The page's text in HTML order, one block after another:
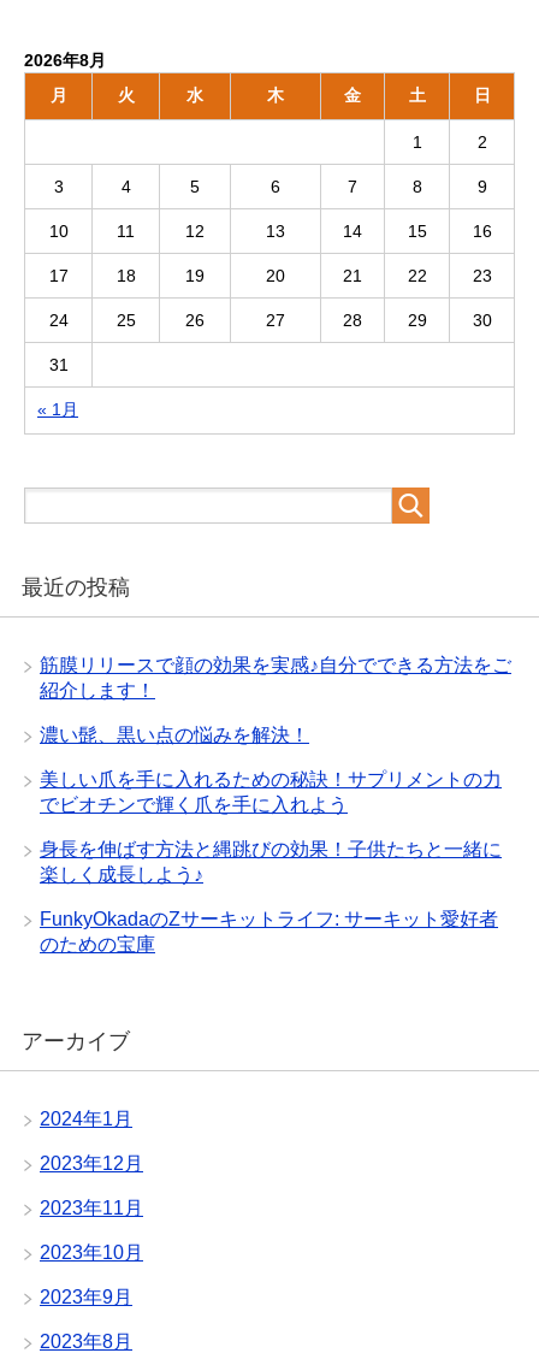
2026年8月
月
火 水 木 金 土 日
« 1月
1 2
3 4 5 6 7 8 9
10 11 12 13 14 15 16
17 18 19 20 21 22 23
24 25 26 27 28 29 30
31
最近の投稿
筋膜リリースで顔の効果を実感♪自分でできる方法をご
紹介します！
濃い髭、黒い点の悩みを解決！
美しい爪を手に入れるための秘訣！サプリメントの力
でビオチンで輝く爪を手に入れよう
身長を伸ばす方法と縄跳びの効果！子供たちと一緒に
楽しく成長しよう♪
FunkyOkadaのZサーキットライフ: サーキット愛好者
のための宝庫
アーカイブ
2024年1月
2023年12月
2023年11月
2023年10月
2023年9月
2023年8月